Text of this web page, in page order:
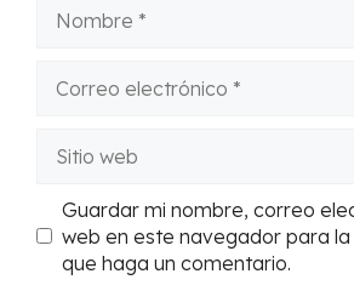
electrónico
web
Guardar mi nombre, correo
web en este navegador para
que haga un comentario.